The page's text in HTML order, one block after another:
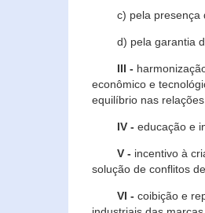
c) pela presença
d) pela garantia dos
III -
econômico e
equilíbrio nas
IV - educação e
V - incentivo à
solução de conflitos
VI - coibição e